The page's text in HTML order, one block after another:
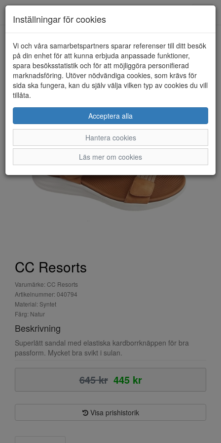
HEM CC RESORTS
CC Resorts
Varumärke: CC Resorts
Artikelnummer: 040794
Material: Syntet
Färg: Natur
Beskrivning
Superlätt sandal med elastiska kardborrknäppen för bra
passform. Mycket bra svikt i sulan.
645 kr 445 kr
Visa prishistorik
Inställningar för cookies
Vi och våra samarbetspartners sparar referenser till ditt besök
på din enhet för att kunna erbjuda anpassade funktioner,
spara besöksstatistik och för att möjliggöra personifierad
marknadsföring. Utöver nödvändiga cookies, som krävs för
sida ska fungera, kan du själv välja vilken typ av cookies du vill
tillåta.
Acceptera alla
Hantera cookies
Läs mer om cookies